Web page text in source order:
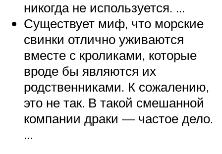
никогда не используется. …
Существует миф, что морские
свинки отлично уживаются
вместе с кроликами, которые
вроде бы являются их
родственниками. К сожалению,
это не так. В такой смешанной
компании драки — частое дело.
…